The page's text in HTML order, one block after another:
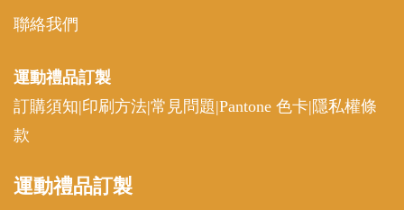
聯絡我們
運動禮品訂製
訂購須知|印刷方法|常見問題|Pantone 色卡| 隱私權條
款
運動禮品訂製